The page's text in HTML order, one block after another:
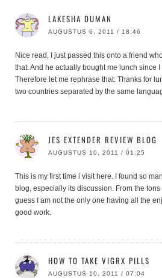
LAKESHA DUMAN
AUGUSTUS 6, 2011 / 18:46
Nice read, I just passed this onto a friend
that. And he actually bought me lunch since
Therefore let me rephrase that: Thanks for
two countries separated by the same
JES EXTENDER REVIEW BLOG
AUGUSTUS 10, 2011 / 01:25
This is my first time i visit here. I found so
blog, especially its discussion. From the tons
guess I am not the only one having all the
good work.
HOW TO TAKE VIGRX PILLS
AUGUSTUS 10, 2011 / 07:04